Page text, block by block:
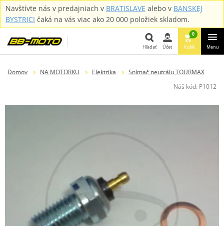
Navštívte nás v predajniach v BRATISLAVE alebo v BANSKEJ
BYSTRICI čaká na vás viac ako 20 000 položiek skladom.
Hľadať
Hľadať Účet
0
Košík Menu
Domov NA MOTORKU Elektrika
Snímač neutrálu TOURMAX
Náš kód: P1012